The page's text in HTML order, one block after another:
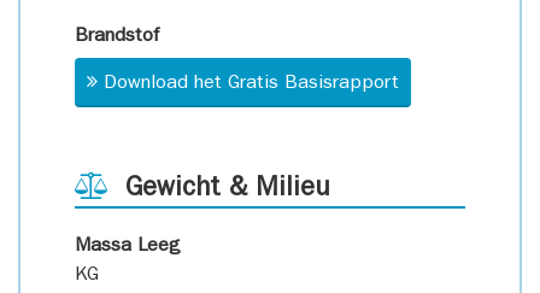
Brandstof
Download het Gratis Basisrapport
Gewicht & Milieu
Massa Leeg
KG